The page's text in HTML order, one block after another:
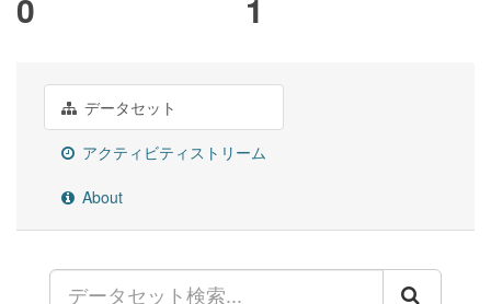
0 1
データセット
アクティビティストリーム
About